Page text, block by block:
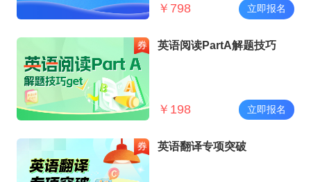
￥ 798 立即报名
英语阅读PartA解题技巧
￥ 198 立即报名
英语翻译专项突破